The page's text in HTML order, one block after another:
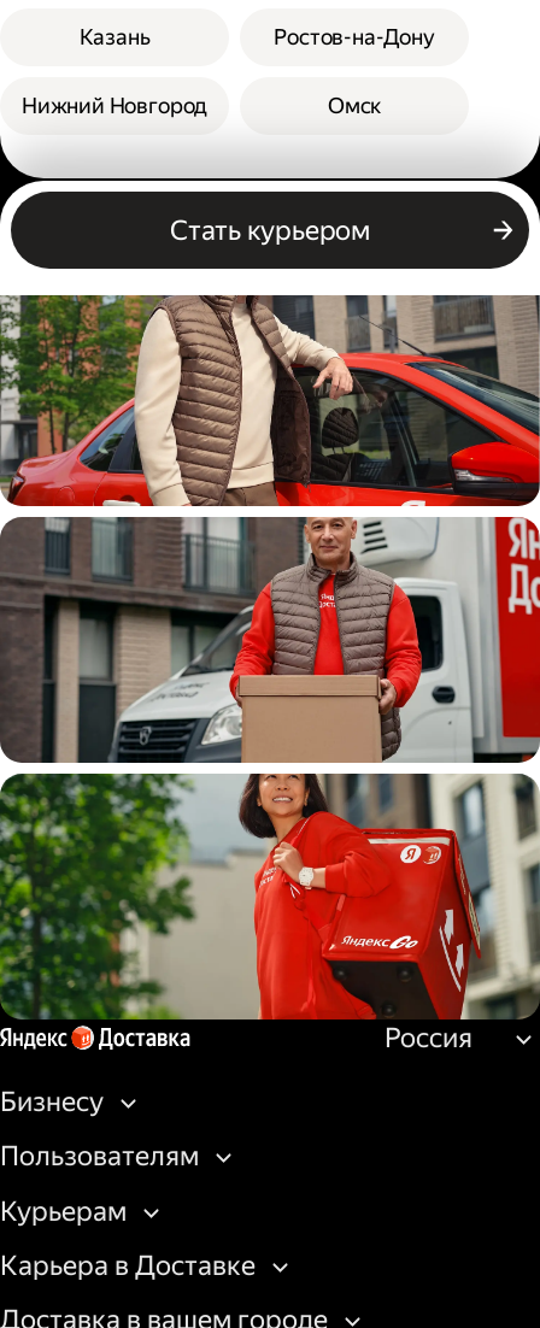
Казань
Нижний Новгород
Ростов-на-Дону
Омск
Стать курьером
Другие профессии
Автокурьер
Водитель
грузовой машины
Пеший курьер
Россия
Бизнесу
Пользователям
Курьерам
Карьера в Доставке
Доставка в вашем городе